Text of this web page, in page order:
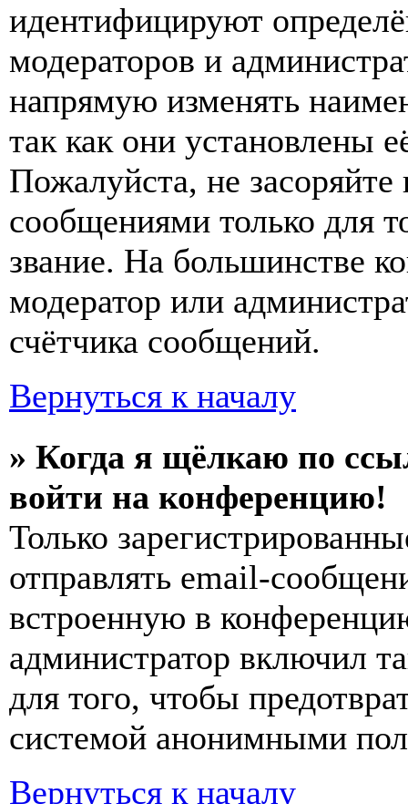
идентифицируют
модераторов и
напрямую изменять
так как они установлены
Пожалуйста, не
сообщениями только для
звание. На большинстве
модератор или
счётчика сообщений.
Вернуться к началу
» Когда я щёлкаю по
войти на конференцию!
Только
отправлять email-
встроенную в
администратор включил
для того, чтобы
системой анонимными
Вернуться к началу